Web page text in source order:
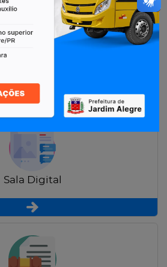
de Contribuintes
Sala Digital